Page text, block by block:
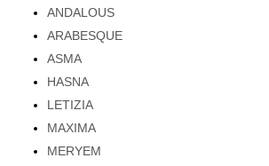
ANDALOUS
ARABESQUE
ASMA
HASNA
LETIZIA
MAXIMA
MERYEM